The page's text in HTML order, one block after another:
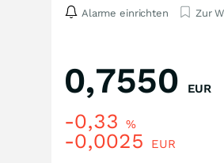
Alarme einrichten Zur
0,7550 EUR
-0,33 %
-0,0025 EUR